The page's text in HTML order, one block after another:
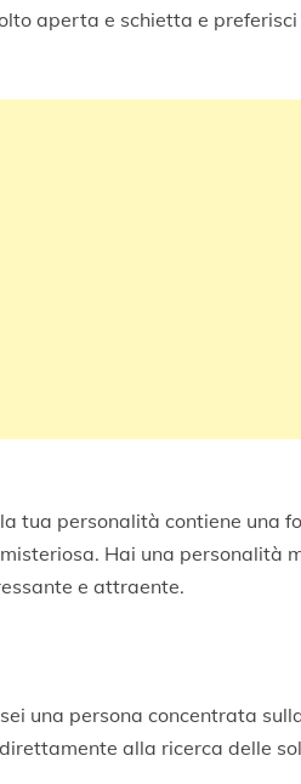
aperta e schietta e
tua personalità contiene una
Hai una personalità
e attraente.
una persona concentrata
alla ricerca delle